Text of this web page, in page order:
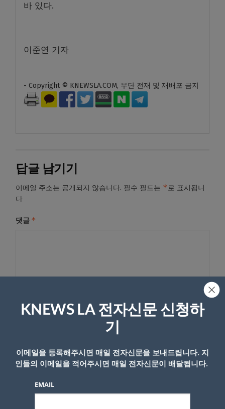
바 있다.
이준연 기자
- Copyright © KNEWSLA.COM, 무단 전재 및 재배포 금지
답글 남기기
이메일 주소는 공개되지 않습니다. 필수 필드는 *로 표시됩니
다
댓글 *
KNEWS LA 전자신문 신청하
기
이메일을 등록해주시면 매일 전자신문을 보내드립니다. 지
인들의 이메일을 적어주시면 매일 전자신문이 배달됩니다.
EMAIL